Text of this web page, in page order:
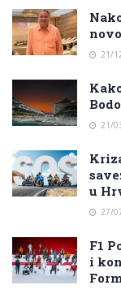
21/
21/
u
27/
F1
i